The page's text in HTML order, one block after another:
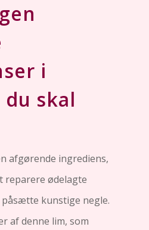
i
skal
afgørende ingrediens,
reparere ødelagte
kunstige negle.
af denne lim, som